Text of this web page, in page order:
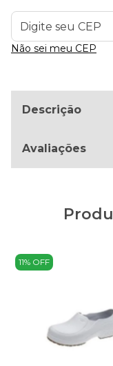
Não sei meu CEP
Descrição
Avaliações
11% OFF